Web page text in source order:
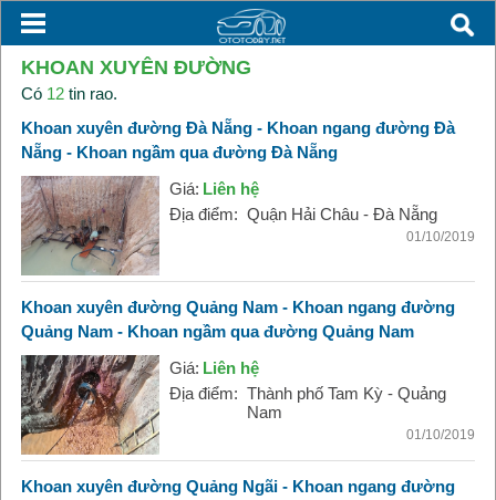
KHOAN XUYÊN ĐƯỜNG
Có 12tin rao.
Khoan xuyên đường Đà Nẵng - Khoan ngang đường Đà
Nẵng - Khoan ngầm qua đường Đà Nẵng
Giá: Liên hệ
Địa điểm: Quận Hải Châu - Đà Nẵng
01/10/2019
Khoan xuyên đường Quảng Nam - Khoan ngang đường
Quảng Nam - Khoan ngầm qua đường Quảng Nam
Giá: Liên hệ
Địa điểm: Thành phố Tam Kỳ - Quảng
Nam
01/10/2019
Khoan xuyên đường Quảng Ngãi - Khoan ngang đường